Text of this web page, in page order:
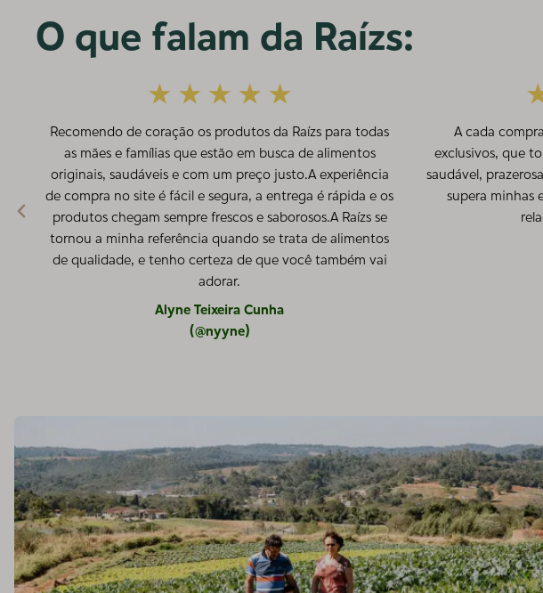
O que falam da Raízs:
Recomendo de coração os produtos da Raízs para todas
as mães e famílias que estão em busca de alimentos
originais, saudáveis e com um preço justo.A experiência
de compra no site é fácil e segura, a entrega é rápida e os
produtos chegam sempre frescos e saborosos.A Raízs se
tornou a minha referência quando se trata de alimentos
de qualidade, e tenho certeza de que você também vai
adorar.
Alyne Teixeira Cunha
(@nyyne)
A cada
exclusivos, que
saudável,
supera minhas